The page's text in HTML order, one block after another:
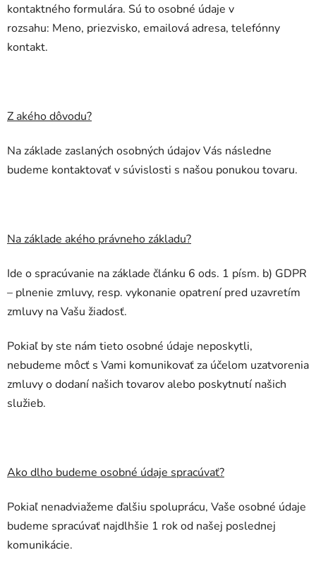
kontaktného formulára. Sú to osobné údaje v
rozsahu: Meno, priezvisko, emailová adresa, telefónny
kontakt.
Z akého dôvodu?
Na základe zaslaných osobných údajov Vás následne
budeme kontaktovať v súvislosti s našou ponukou tovaru.
Na základe akého právneho základu?
Ide o spracúvanie na základe článku 6 ods. 1 písm. b) GDPR
– plnenie zmluvy, resp. vykonanie opatrení pred uzavretím
zmluvy na Vašu žiadosť.
Pokiaľ by ste nám tieto osobné údaje neposkytli,
nebudeme môcť s Vami komunikovať za účelom uzatvorenia
zmluvy o dodaní našich tovarov alebo poskytnutí našich
služieb.
Ako dlho budeme osobné údaje spracúvať?
Pokiaľ nenadviažeme ďalšiu spoluprácu, Vaše osobné údaje
budeme spracúvať najdlhšie 1 rok od našej poslednej
komunikácie.